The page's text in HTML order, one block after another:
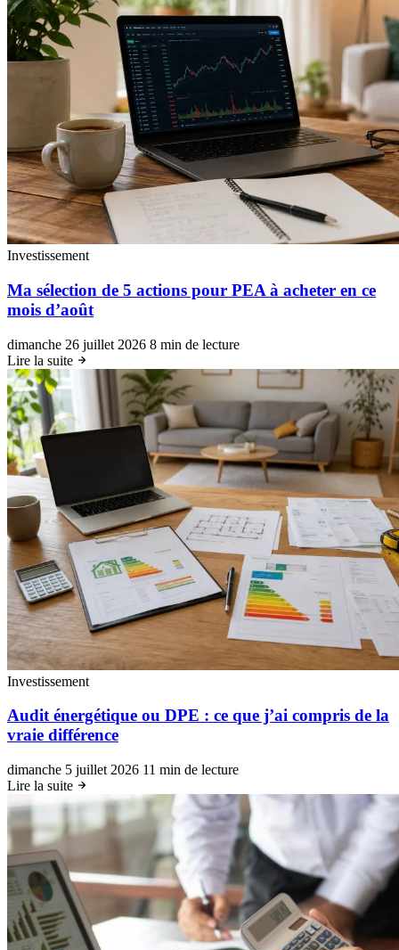
Investissement
Ma sélection de 5 actions pour PEA à acheter en ce
mois d’août
dimanche 26 juillet 2026 8 min de lecture
Lire la suite
Investissement
Audit énergétique ou DPE : ce que j’ai compris de la
vraie différence
dimanche 5 juillet 2026 11 min de lecture
Lire la suite